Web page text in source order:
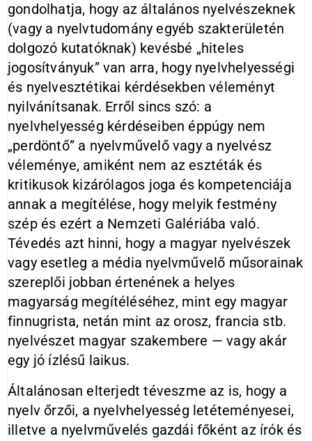
gondolhatja, hogy az általános nyelvészeknek
(vagy a nyelvtudomány egyéb szakterületén
dolgozó kutatóknak) kevésbé „hiteles
jogosítványuk” van arra, hogy nyelvhelyességi
és nyelvesztétikai kérdésekben véleményt
nyilvánítsanak. Erről sincs szó: a
nyelvhelyesség kérdéseiben éppúgy nem
„perdöntő” a nyelvművelő vagy a nyelvész
véleménye, amiként nem az esztéták és
kritikusok kizárólagos joga és kompetenciája
annak a megítélése, hogy melyik festmény
szép és ezért a Nemzeti Galériába való.
Tévedés azt hinni, hogy a magyar nyelvészek
vagy esetleg a média nyelvművelő műsorainak
szereplői jobban értenének a helyes
magyarság megítéléséhez, mint egy magyar
finnugrista, netán mint az orosz, francia stb.
nyelvészet magyar szakembere — vagy akár
egy jó ízlésű laikus.
Általánosan elterjedt téveszme az is, hogy a
nyelv őrzői, a nyelvhelyesség letéteményesei,
illetve a nyelvművelés gazdái főként az írók és